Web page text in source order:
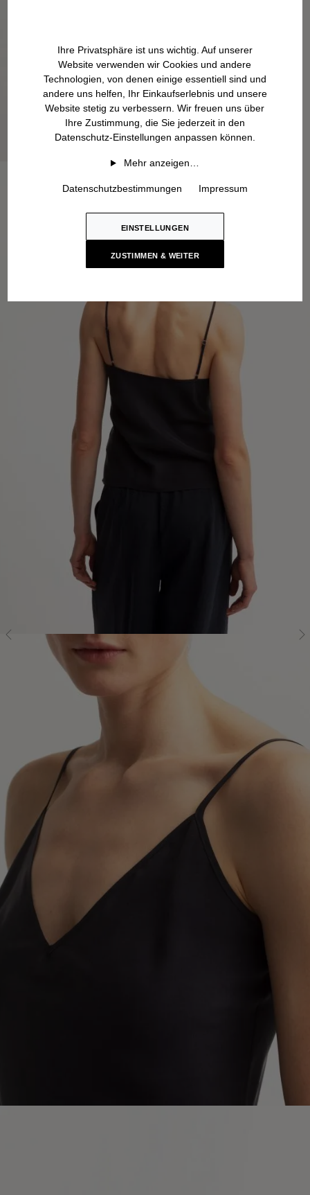
Ihre Privatsphäre ist uns wichtig. Auf unserer
Website verwenden wir Cookies und andere
Technologien, von denen einige essentiell sind und
andere uns helfen, Ihr Einkaufserlebnis und unsere
Website stetig zu verbessern. Wir freuen uns über
Ihre Zustimmung, die Sie jederzeit in den
Datenschutz-Einstellungen anpassen können.
Mehr anzeigen…
Datenschutzbestimmungen Impressum
EINSTELLUNGEN
ZUSTIMMEN & WEITER